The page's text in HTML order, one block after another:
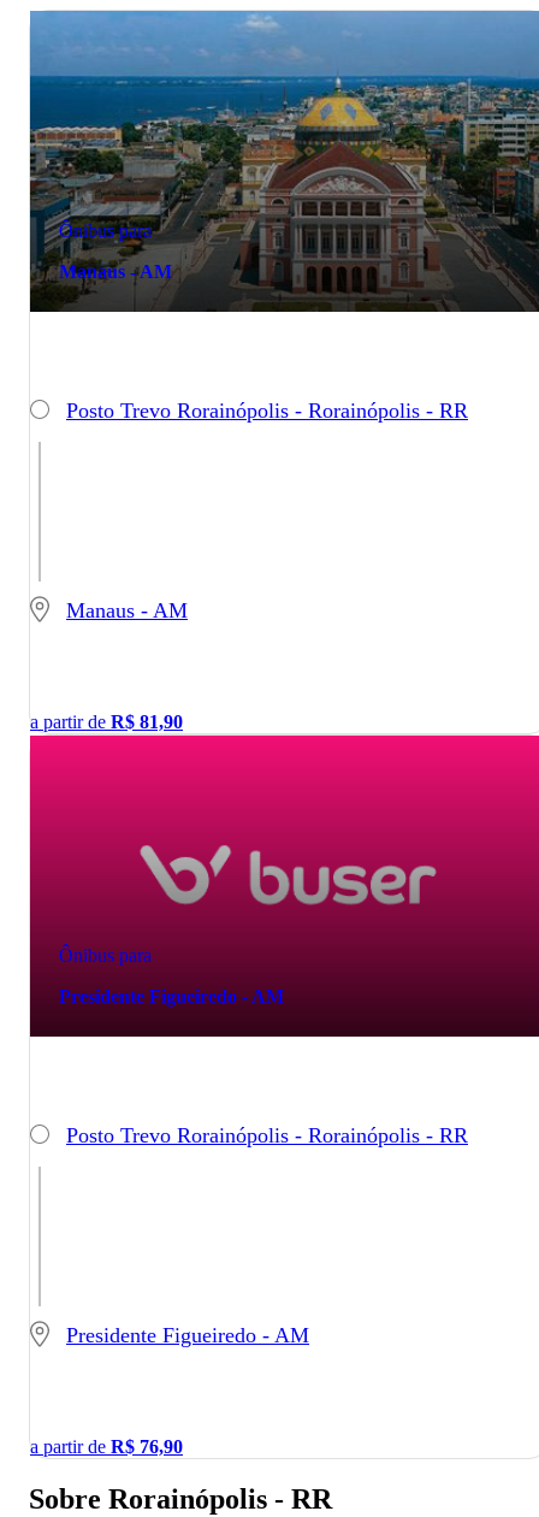
Ônibus para
Manaus - AM
Posto Trevo Rorainópolis - Rorainópolis - RR
Manaus - AM
a partir de R$ 81,90
Ônibus para
Presidente Figueiredo - AM
Posto Trevo Rorainópolis - Rorainópolis - RR
Presidente Figueiredo - AM
a partir de R$ 76,90
Sobre Rorainópolis - RR